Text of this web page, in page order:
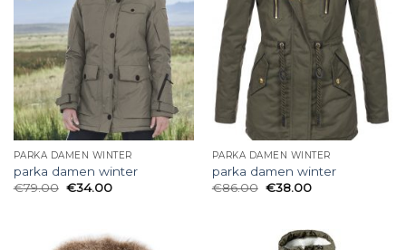
PARKA DAMEN WINTER
parka damen winter
€79.00 €34.00
PARKA DAMEN WINTER
parka damen winter
€86.00 €38.00